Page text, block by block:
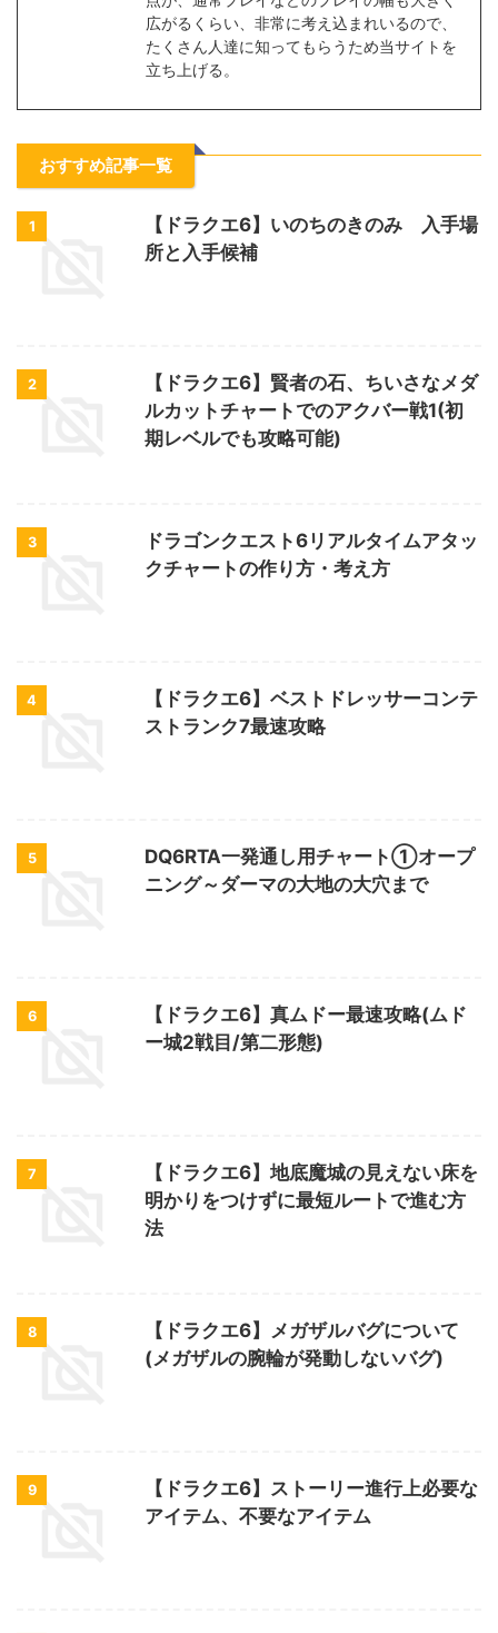
広がるくらい、非常に考え込まれいるので、
たくさん人達に知ってもらうため当サイトを
立ち上げる。
おすすめ記事一覧
1
【ドラクエ6】いのちのきのみ 入手場
所と入手候補
2
【ドラクエ6】賢者の石、ちいさなメダ
ルカットチャートでのアクバー戦1(初
期レベルでも攻略可能)
3
ドラゴンクエスト6リアルタイムアタッ
クチャートの作り方・考え方
4
【ドラクエ6】ベストドレッサーコンテ
ストランク7最速攻略
5
DQ6RTA一発通し用チャート①オープ
ニング～ダーマの大地の大穴まで
6
【ドラクエ6】真ムドー最速攻略(ムド
ー城2戦目/第二形態)
7
【ドラクエ6】地底魔城の見えない床を
明かりをつけずに最短ルートで進む方
法
8
【ドラクエ6】メガザルバグについて
(メガザルの腕輪が発動しないバグ)
9
【ドラクエ6】ストーリー進行上必要な
アイテム、不要なアイテム